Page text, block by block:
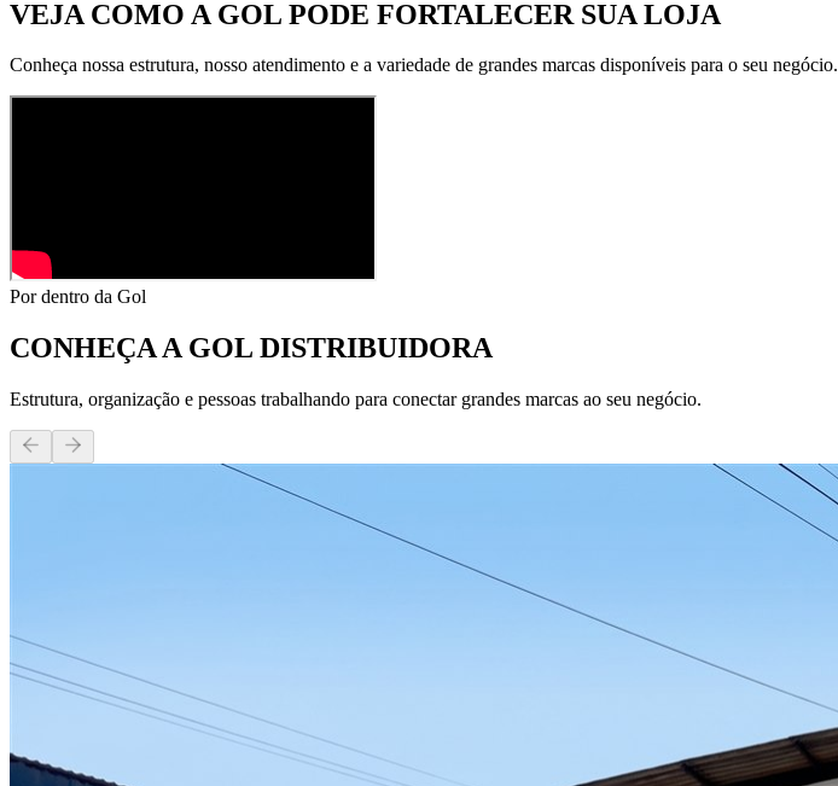
VEJA COMO A GOL PODE FORTALECER SUA LOJA
Conheça nossa estrutura, nosso atendimento e a variedade de grandes marcas disponíveis para o seu negócio.
Por dentro da Gol
CONHEÇA AGOL DISTRIBUIDORA
Estrutura, organização e pessoas trabalhando para conectar grandes marcas ao seu negócio.